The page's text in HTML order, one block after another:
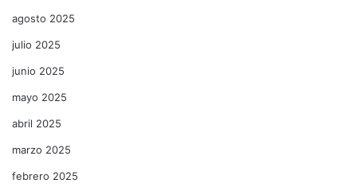
agosto 2025
julio 2025
junio 2025
mayo 2025
abril 2025
marzo 2025
febrero 2025